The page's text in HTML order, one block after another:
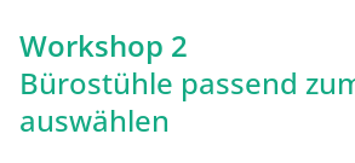
Workshop 2
Bürostühle passend
auswählen